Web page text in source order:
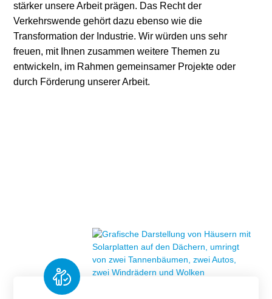
Blog
Über uns
Infomaterial
Schriften zum
stärker unsere Arbeit prägen. Das Recht der
Verkehrswende gehört dazu ebenso wie die
Transformation der Industrie. Wir würden uns sehr
freuen, mit Ihnen zusammen weitere Themen zu
entwickeln, im Rahmen gemeinsamer Projekte oder
durch Förderung unserer Arbeit.